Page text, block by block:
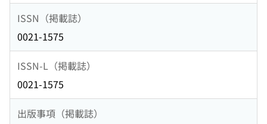
ISSN（掲載誌）
0021-1575
ISSN-L（掲載誌）
0021-1575
出版事項（掲載誌）